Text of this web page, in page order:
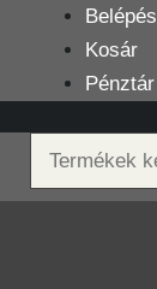
tartalomba
Belépés
Kosár
Pénztár
Keresés